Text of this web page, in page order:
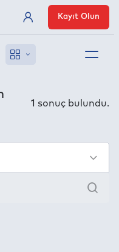
Üye Girişi
Kayıt Olun
1 sonuç bulundu.
Ara